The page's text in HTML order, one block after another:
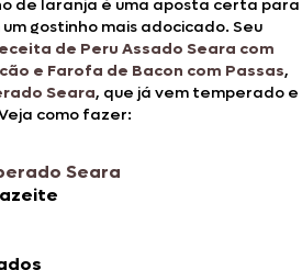
de laranja é uma aposta certa para
gostinho mais adocicado. Seu
de Peru Assado Seara com
e Farofa de Bacon com Passas,
Seara, que já vem temperado e
como fazer:
Seara